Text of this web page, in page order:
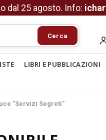
dal 25 agosto. Info:
Cerca
LIBRI E PUBBLICAZIONI
"Servizi Segreti"